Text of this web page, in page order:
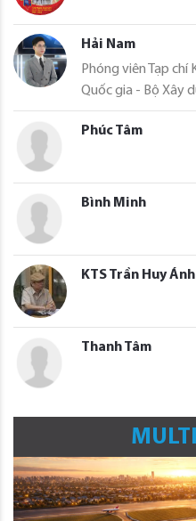
Hải Nam
Phóng viên Tạp chí
Quốc gia - Bộ Xây
Phúc Tâm
Bình Minh
KTS Trần Huy Ánh
Thanh Tâm